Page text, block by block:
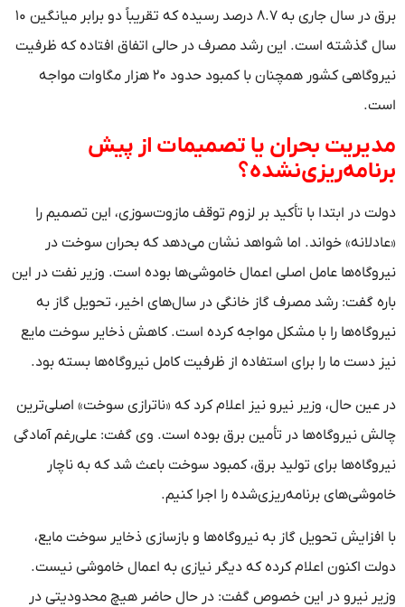
برق در سال جاری به ۸.۷ درصد رسیده که تقریباً دو برابر میانگین ۱۰
سال گذشته است. این رشد مصرف در حالی اتفاق افتاده که ظرفیت
نیروگاهی کشور همچنان با کمبود حدود ۲۰ هزار مگاوات مواجه
است.
مدیریت بحران یا تصمیمات از پیش
برنامه‌ریزی‌نشده؟
دولت در ابتدا با تأکید بر لزوم توقف مازوت‌سوزی، این تصمیم را
«عادلانه» خواند. اما شواهد نشان می‌دهد که بحران سوخت در
نیروگاه‌ها عامل اصلی اعمال خاموشی‌ها بوده است. وزیر نفت در این
باره گفت: رشد مصرف گاز خانگی در سال‌های اخیر، تحویل گاز به
نیروگاه‌ها را با مشکل مواجه کرده است. کاهش ذخایر سوخت مایع
نیز دست ما را برای استفاده از ظرفیت کامل نیروگاه‌ها بسته بود.
در عین حال، وزیر نیرو نیز اعلام کرد که «ناترازی سوخت» اصلی‌ترین
چالش نیروگاه‌ها در تأمین برق بوده است. وی گفت: علی‌رغم آمادگی
نیروگاه‌ها برای تولید برق، کمبود سوخت باعث شد که به ناچار
خاموشی‌های برنامه‌ریزی‌شده را اجرا کنیم.
با افزایش تحویل گاز به نیروگاه‌ها و بازسازی ذخایر سوخت مایع،
دولت اکنون اعلام کرده که دیگر نیازی به اعمال خاموشی نیست.
وزیر نیرو در این خصوص گفت: در حال حاضر هیچ محدودیتی در